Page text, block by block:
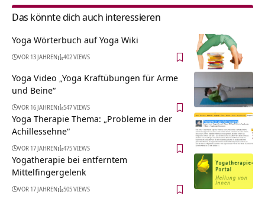
Das könnte dich auch interessieren
Yoga Wörterbuch auf Yoga Wiki
VOR 13 JAHREN 402 VIEWS
Yoga Video „Yoga Kraftübungen für Arme
und Beine“
VOR 16 JAHREN 547 VIEWS
Yoga Therapie Thema: „Probleme in der
Achillessehne“
VOR 17 JAHREN 475 VIEWS
Yogatherapie bei entferntem
Mittelfingergelenk
VOR 17 JAHREN 505 VIEWS